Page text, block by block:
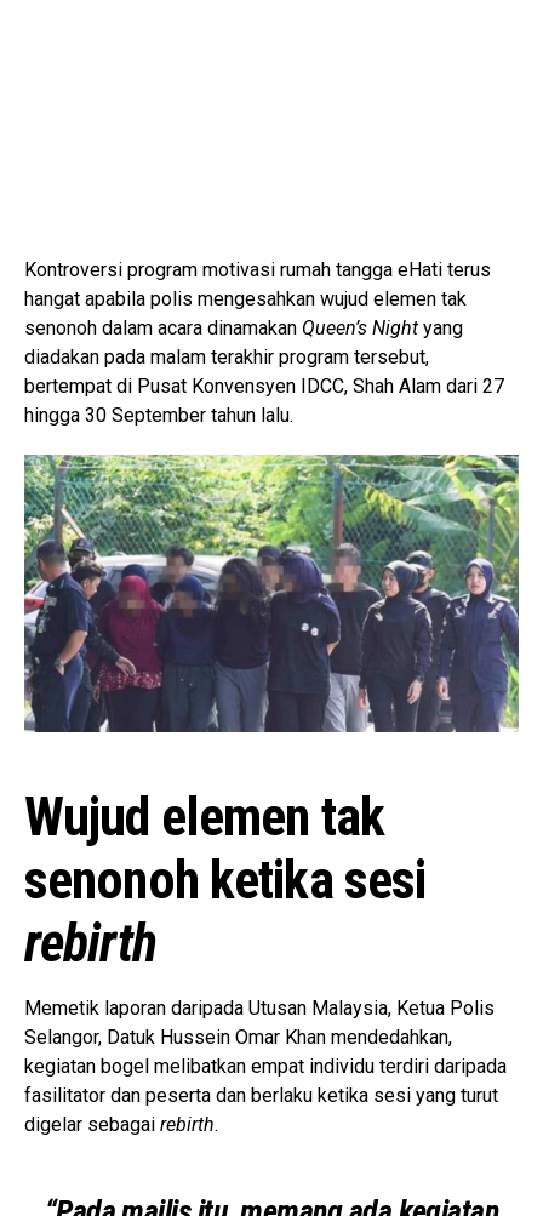
Kontroversi program motivasi rumah tangga eHati terus
hangat apabila polis mengesahkan wujud elemen tak
senonoh dalam acara dinamakan Queen’s Night yang
diadakan pada malam terakhir program tersebut,
bertempat di Pusat Konvensyen IDCC, Shah Alam dari 27
hingga 30 September tahun lalu.
Wujud elemen tak
senonoh ketika sesi
rebirth
Memetik laporan daripada Utusan Malaysia, Ketua Polis
Selangor, Datuk Hussein Omar Khan mendedahkan,
kegiatan bogel melibatkan empat individu terdiri daripada
fasilitator dan peserta dan berlaku ketika sesi yang turut
digelar sebagai rebirth.